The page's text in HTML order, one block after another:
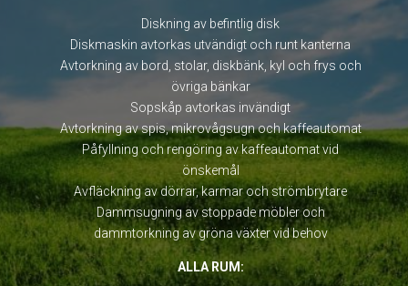
Diskning av befintlig disk
Diskmaskin avtorkas utvändigt och runt kanterna
Avtorkning av bord, stolar, diskbänk, kyl och frys och
övriga bänkar
Sopskåp avtorkas invändigt
Avtorkning av spis, mikrovågsugn och kaffeautomat
Påfyllning och rengöring av kaffeautomat vid
önskemål
Avfläckning av dörrar, karmar och strömbrytare
Dammsugning av stoppade möbler och
dammtorkning av gröna växter vid behov
ALLA RUM: